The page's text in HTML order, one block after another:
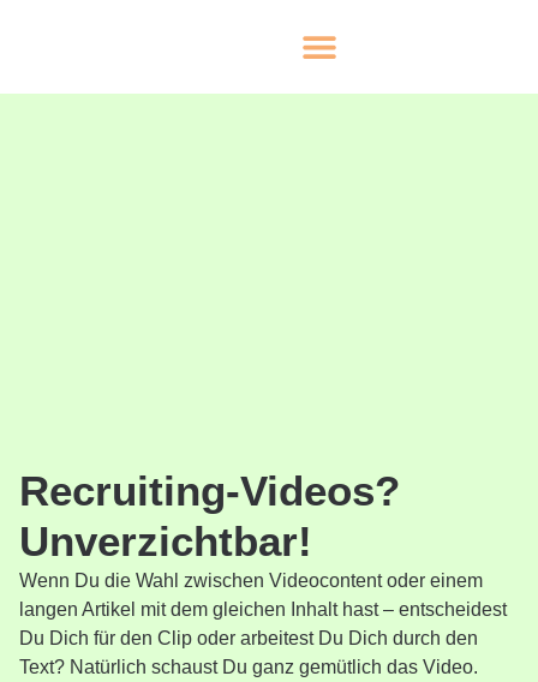
Recruiting-Videos?
Unverzichtbar!
Wenn Du die Wahl zwischen Videocontent oder einem
langen Artikel mit dem gleichen Inhalt hast – entscheidest
Du Dich für den Clip oder arbeitest Du Dich durch den
Text? Natürlich schaust Du ganz gemütlich das Video.